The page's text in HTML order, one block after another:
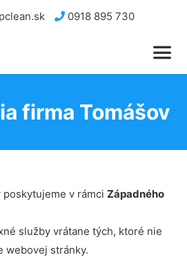
0918 895 730
firma Tomášov
v rámci Západného
služby vrátane tých, ktoré nie
webovej stránky.